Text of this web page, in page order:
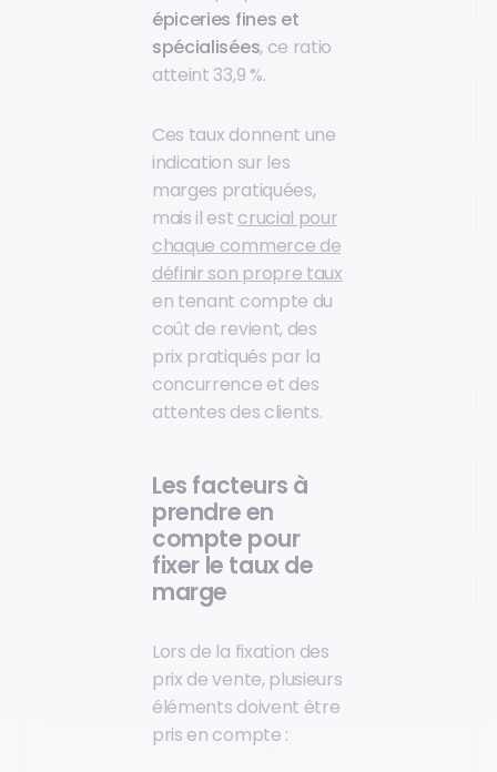
épiceries fines et
spécialisées, ce ratio
atteint 33,9 %.
Ces taux donnent une
indication sur les
marges pratiquées,
mais il est crucial pour
chaque commerce de
définir son propre taux
en tenant compte du
coût de revient, des
prix pratiqués par la
concurrence et des
attentes des clients.
Les facteurs à
prendre en
compte pour
fixer le taux de
marge
Lors de la fixation des
prix de vente, plusieurs
éléments doivent être
pris en compte :